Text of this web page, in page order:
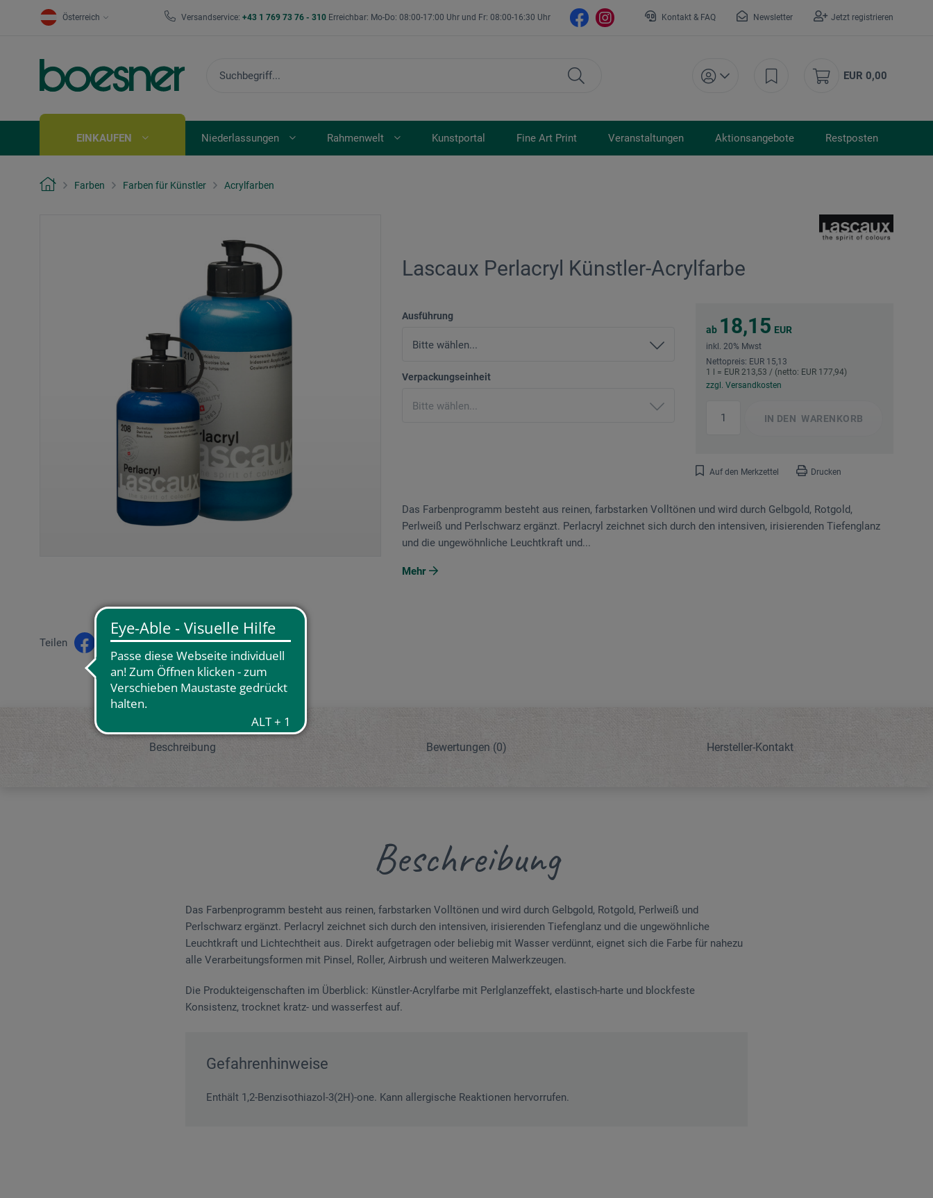
Österreich Versandservice: +43 1 769 73 76 - 310 Erreichbar: Mo-Do: 08:00-17:00 Uhr und Fr: 08:00-16:30 Uhr Kontakt & FAQ Newsletter Jetzt registrieren
EUR 0,00
EINKAUFEN Niederlassungen Rahmenwelt Kunstportal Fine Art Print Veranstaltungen Aktionsangebote Restposten
Farben Farben für Künstler Acrylfarben
Lascaux Perlacryl Künstler-Acrylfarbe
Ausführung
Verpackungseinheit
ab 18,15 EUR
inkl. 20% Mwst
Nettopreis: EUR 15,13
1 l = EUR 213,53 / (netto: EUR 177,94)
zzgl. Versandkosten
IN DEN WARENKORB
Auf den Merkzettel Drucken
Teilen
Das Farbenprogramm besteht aus reinen, farbstarken Volltönen und wird durch Gelbgold, Rotgold,
Perlweiß und Perlschwarz ergänzt. Perlacryl zeichnet sich durch den intensiven, irisierenden Tiefenglanz
und die ungewöhnliche Leuchtkraft und...
Mehr
Beschreibung Bewertungen (0) Hersteller-Kontakt
Beschreibung
Das Farbenprogramm besteht aus reinen, farbstarken Volltönen und wird durch Gelbgold, Rotgold, Perlweiß und
Perlschwarz ergänzt. Perlacryl zeichnet sich durch den intensiven, irisierenden Tiefenglanz und die ungewöhnliche
Leuchtkraft und Lichtechtheit aus. Direkt aufgetragen oder beliebig mit Wasser verdünnt, eignet sich die Farbe für nahezu
alle Verarbeitungsformen mit Pinsel, Roller, Airbrush und weiteren Malwerkzeugen.
Die Produkteigenschaften im Überblick: Künstler-Acrylfarbe mit Perlglanzeffekt, elastisch-harte und blockfeste
Konsistenz, trocknet kratz- und wasserfest auf.
Gefahrenhinweise
Enthält 1,2-Benzisothiazol-3(2H)-one. Kann allergische Reaktionen hervorrufen.